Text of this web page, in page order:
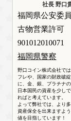
社長 野口
福岡県公安委
古物営業許可
901012010071
福岡県警察
野口コイン株式会社で
フレや、国家の財政破
に、金、銀、プラチナの
日本国民の資産を少し
ればと考えています。
よって弊社では、より
資産保全を出来ますよ
値を目指しています！